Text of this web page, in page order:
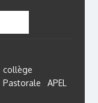
collège
Pastorale APEL